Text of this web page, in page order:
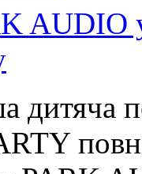
AUDIO
дитяча